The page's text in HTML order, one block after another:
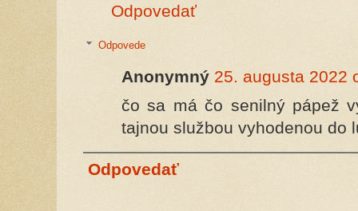
Odpovedať
Odpovede
Anonymný 25. augusta 2022
čo sa má čo senilný pápež
tajnou službou vyhodenou do
Odpovedať